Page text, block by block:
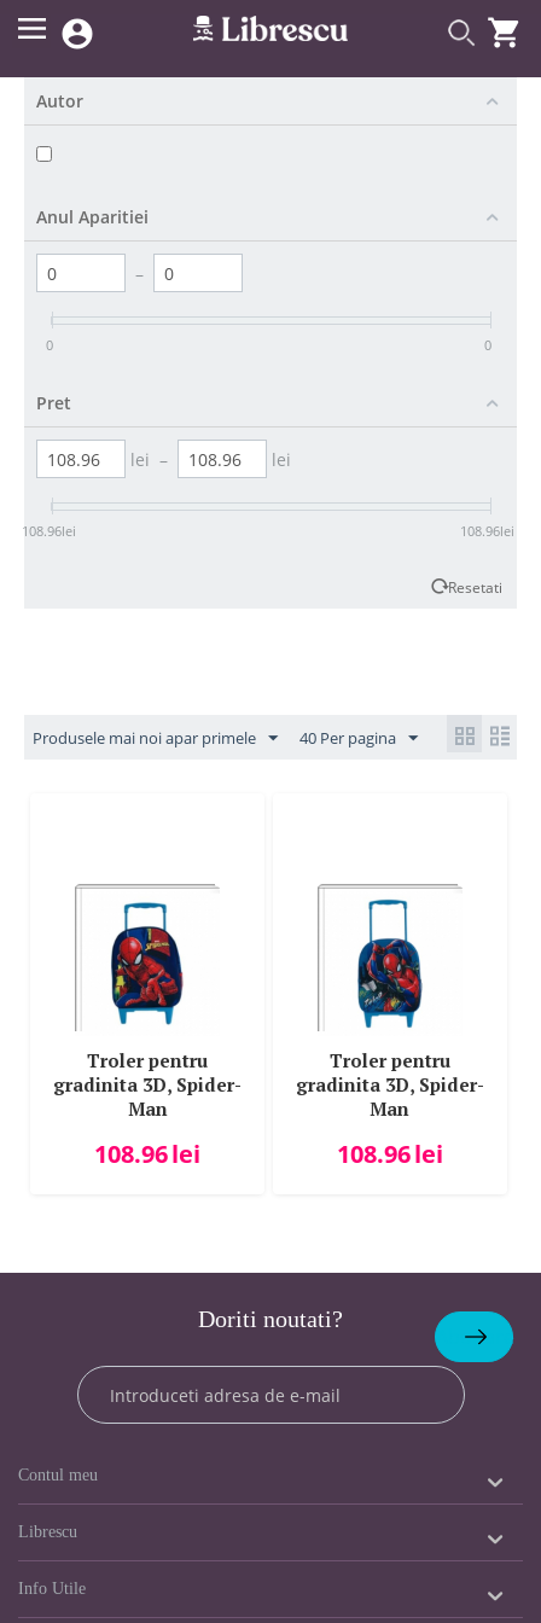
 
Autor
Anul Aparitiei
–
0 0
Pret
lei – lei
108.96lei 108.96lei
Resetati
Produsele mai noi apar primele 40 Per pagina
Troler pentru
gradinita 3D, Spider-
Man
108.96lei
Troler pentru
gradinita 3D, Spider-
Man
108.96lei
Doriti noutati?
Abonare
Contul meu
Librescu
Info Utile